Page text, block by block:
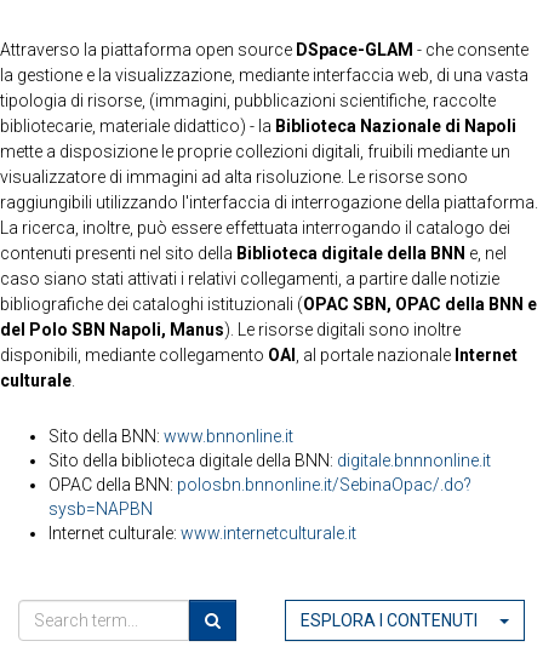
Attraverso la piattaforma open source DSpace-GLAM - che consente
la gestione e la visualizzazione, mediante interfaccia web, di una vasta
tipologia di risorse, (immagini, pubblicazioni scientifiche, raccolte
bibliotecarie, materiale didattico) - la Biblioteca Nazionale di Napoli
mette a disposizione le proprie collezioni digitali, fruibili mediante un
visualizzatore di immagini ad alta risoluzione. Le risorse sono
raggiungibili utilizzando l'interfaccia di interrogazione della piattaforma.
La ricerca, inoltre, può essere effettuata interrogando il catalogo dei
contenuti presenti nel sito della Biblioteca digitale della BNN e, nel
caso siano stati attivati i relativi collegamenti, a partire dalle notizie
bibliografiche dei cataloghi istituzionali (OPAC SBN, OPAC della BNN e
del Polo SBN Napoli, Manus). Le risorse digitali sono inoltre
disponibili, mediante collegamento OAI , al portale nazionale Internet
culturale
Sito della BNN: www.bnnonline.it
Sito della biblioteca digitale della BNN: digitale.bnnnonline.it
OPAC della BNN: polosbn.bnnonline.it/SebinaOpac/.do?
sysb=NAPBN
Internet culturale: www.internetculturale.it
ESPLORA I CONTENUTI